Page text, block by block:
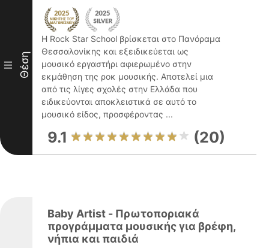
III Θέση
Η Rock Star School βρίσκεται στο Πανόραμα
Θεσσαλονίκης και εξειδικεύεται ως
μουσικό εργαστήρι αφιερωμένο στην
εκμάθηση της ροκ μουσικής. Αποτελεί μια
από τις λίγες σχολές στην Ελλάδα που
ειδικεύονται αποκλειστικά σε αυτό το
μουσικό είδος, προσφέροντας ...
9.1 (20)
Baby Artist - Πρωτοποριακά
προγράμματα μουσικής για βρέφη,
νήπια και παιδιά